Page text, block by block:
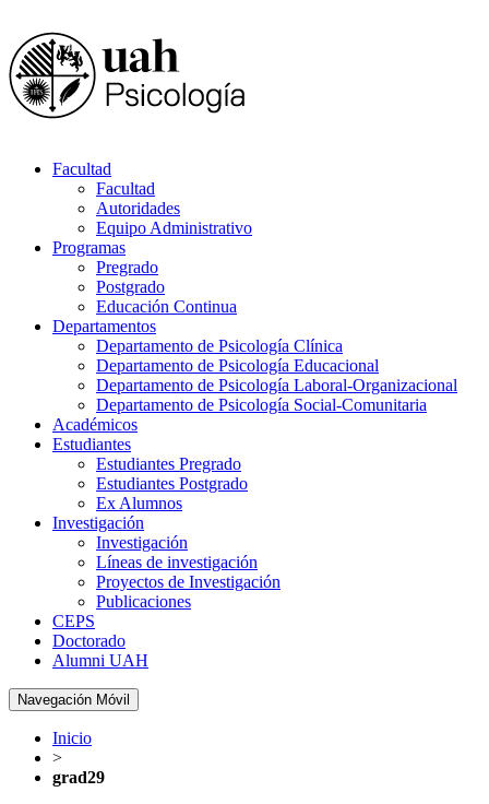
Facultad
Facultad
Autoridades
Equipo Administrativo
Programas
Pregrado
Postgrado
Educación Continua
Departamentos
Departamento de Psicología Clínica
Departamento de Psicología Educacional
Departamento de Psicología Laboral-Organizacional
Departamento de Psicología Social-Comunitaria
Académicos
Estudiantes
Estudiantes Pregrado
Estudiantes Postgrado
Ex Alumnos
Investigación
Investigación
Líneas de investigación
Proyectos de Investigación
Publicaciones
CEPS
Doctorado
Alumni UAH
Navegación Móvil
Inicio
>
grad29